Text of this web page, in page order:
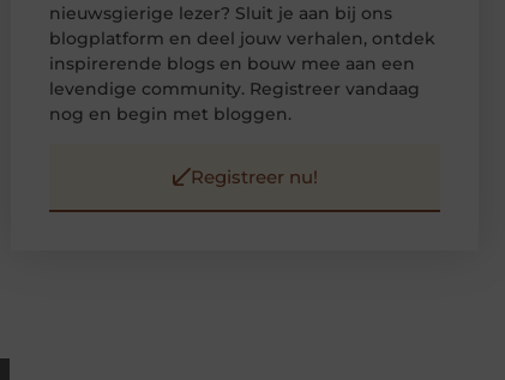
nieuwsgierige lezer? Sluit je aan bij ons
blogplatform en deel jouw verhalen, ontdek
inspirerende blogs en bouw mee aan een
levendige community. Registreer vandaag
nog en begin met bloggen.
Registreer nu!